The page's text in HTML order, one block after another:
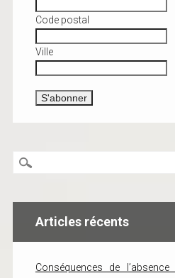
Code postal
Ville
Articles récents
Conséquences de